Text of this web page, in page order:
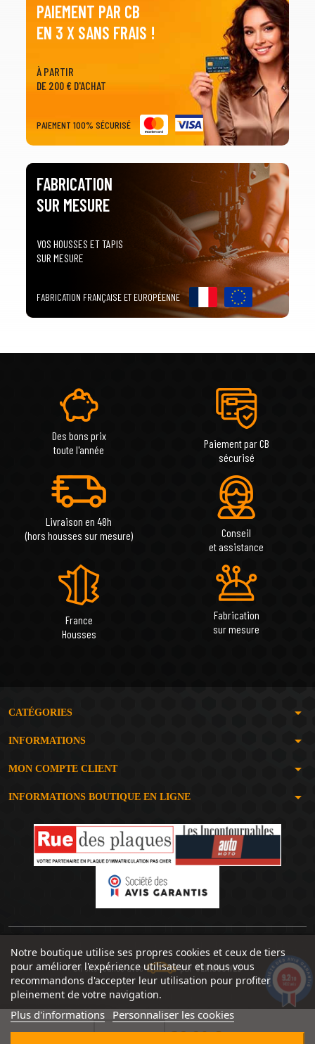
28,90 €
PAIEMENT PAR CB
EN 3 X SANS FRAIS !
À PARTIR
DE 200 € D'ACHAT
PAIEMENT 100% SÉCURISÉ
FABRICATION
SUR MESURE
VOS HOUSSES ET TAPIS
SUR MESURE
FABRICATION FRANÇAISE ET EUROPÉENNE
Des bons prix
toute l'année
Paiement par CB
sécurisé
Livraison en 48h
(hors housses sur mesure)
Conseil
et assistance
France
Housses
Fabrication
sur mesure
CATÉGORIES arrow_drop_down
INFORMATIONS arrow_drop_down
MON COMPTE CLIENT arrow_drop_down
INFORMATIONS BOUTIQUE EN LIGNE arrow_drop_down
Notre boutique utilise ses propres cookies et ceux de tiers
pour améliorer l'expérience utilisateur et nous vous
recommandons d'accepter leur utilisation pour profiter
pleinement de votre navigation.
Plus d'informations Personnaliser les cookies
Un site réalisé avec par SERIOUSWEB
9.2/10
1492 avis